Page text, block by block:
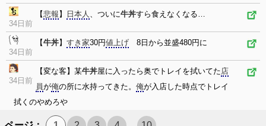
34日前
【悲報 】 日本人 、ついに牛丼すら食えなくなる…
34日前
【牛丼】 すき家30円値上げ 8日から並盛480円に
34日前
【変な客】某牛丼屋に入ったら奥でトレイを拭いてた店
員が俺の所に水持ってきた。 俺が入店した時点でトレイ
拭くのやめろや